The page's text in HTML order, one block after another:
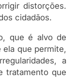
distorções.
cidadãos.
que é alvo de
ela que permite,
a
tratamento que